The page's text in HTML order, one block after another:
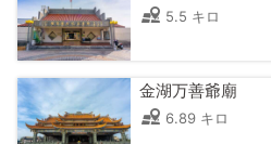
5.5 キロ
金湖万善爺廟
6.89 キロ